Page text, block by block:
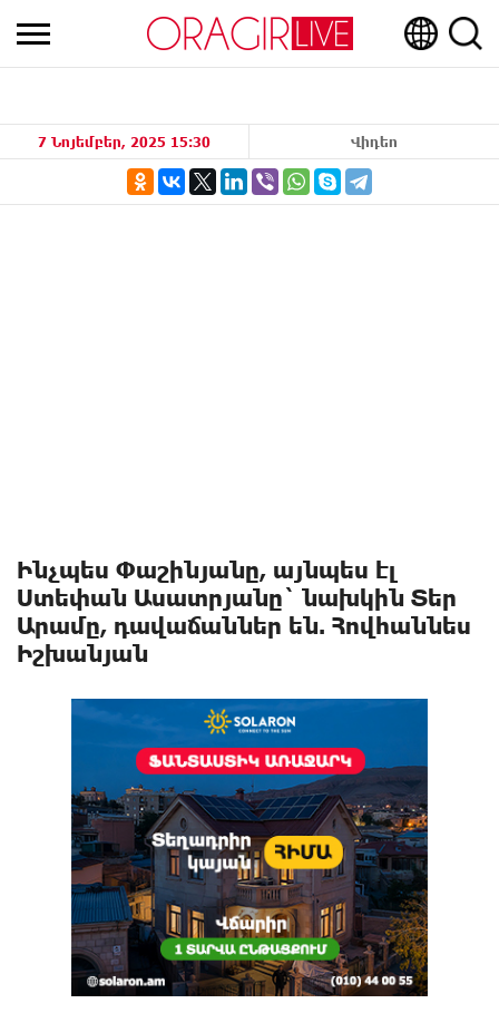
7 Նոյեմբեր, 2025 15:30 Վիդեո
Ինչպես Փաշինյանը, այնպես էլ
Ստեփան Ասատրյանը` նախկին Տեր
Արամը, դավաճաններ են. Հովհաննես
Իշխանյան